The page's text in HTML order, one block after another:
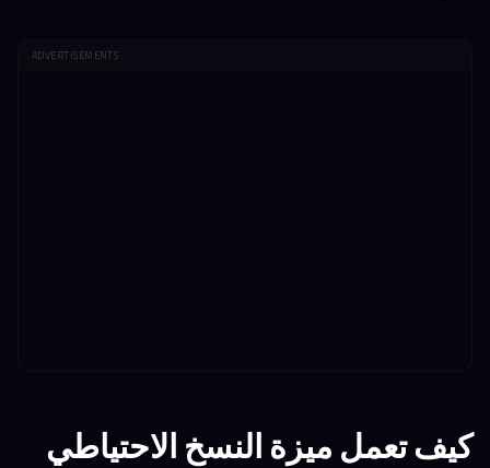
ADVERTISEMENTS
كيف تعمل ميزة النسخ الاحتياطي